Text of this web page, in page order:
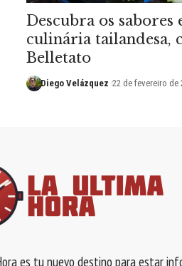
Descubra os sabores
culinária tailandesa,
Belletato
Diego Velázquez 22 de fevereiro de
es tu nuevo destino para estar